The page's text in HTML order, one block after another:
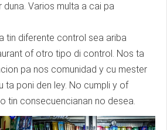
duna. Varios multa a cai pa
tin diferente control sea ariba
of otro tipo di control. Nos ta
pa nos comunidad y cu mester
ta poni den ley. No cumpli y of
tin consecuencianan no desea.